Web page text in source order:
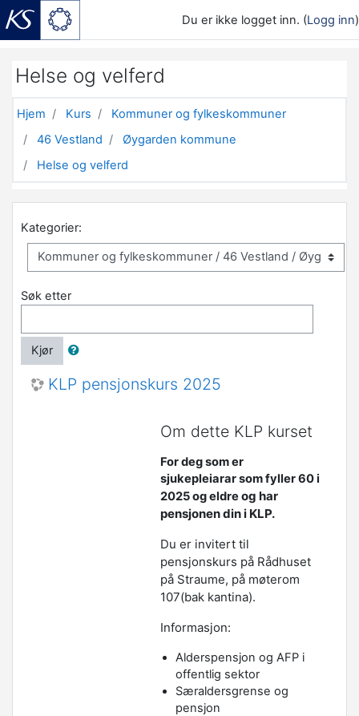
Du er ikke logget inn. (Logg inn)
Helse og velferd
Hjem Kurs
Kommuner og fylkeskommuner
46 Vestland
Øygarden kommune
Helse og velferd
Kategorier:
Søk etter
Kjør
KLP pensjonskurs 2025
Om dette KLP kurset
For deg som er
sjukepleiarar som fyller 60 i
2025 og eldreog har
pensjonen din i KLP.
Du er invitert til
pensjonskurs på Rådhuset
på Straume, på møterom
107(bak kantina).
Informasjon:
Alderspensjon og AFP i
offentlig sektor
Særaldersgrense og
pensjon